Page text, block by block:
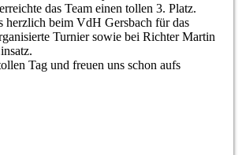
das Team einen tollen 3. Platz.
herzlich beim VdH Gersbach für das
Turnier sowie bei Richter Martin
Tag und freuen uns schon aufs